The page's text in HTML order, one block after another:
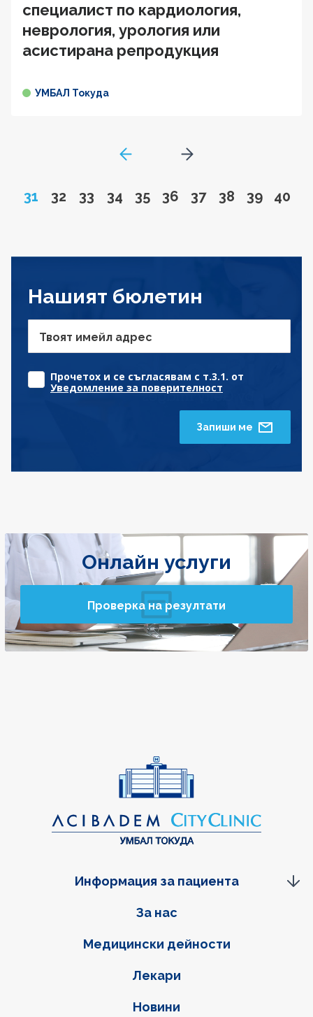
специалист по кардиология,
неврология, урология или
асистирана репродукция
УМБАЛ Токуда
GoToPreviousPage
Page
31 Go to page
32 Go to page
33 Go to page
34 Go to page
35 Go to page
36 Go to page
37 Go to page
38 Go to
39 Go
40
Go to next page
Нашият бюлетин
Твоят имейл адрес
Прочетох и се съгласявам с т.3.1. от
Уведомление за поверителност
Запиши ме
Онлайн услуги
Проверка на резултати
Фуутер навигация
За нас
Медицински дейности
Лекари
Новини
Информация за пациента